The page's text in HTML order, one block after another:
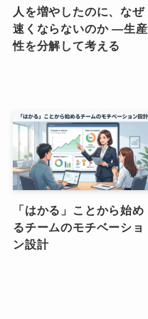
人を増やしたのに、なぜ
速くならないのか ―生産
性を分解して考える
「はかる」ことから始め
るチームのモチベーショ
ン設計